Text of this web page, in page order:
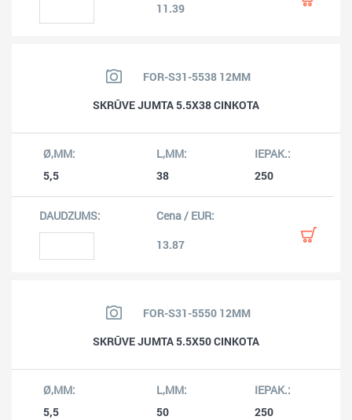
11.39
FOR-S31-5538 12MM
SKRŪVE JUMTA 5.5X38 CINKOTA
5,5 38 250
13.87
FOR-S31-5550 12MM
SKRŪVE JUMTA 5.5X50 CINKOTA
5,5 50 250